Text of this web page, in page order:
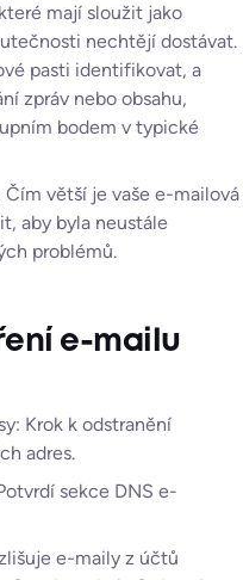
mají sloužit jako
nechtějí dostávat.
pasti identifikovat, a
zpráv nebo obsahu,
bodem v typické
větší je vaše e-mailová
aby byla neustále
problémů.
e-mailu
Krok k odstranění
adres.
sekce DNS e-
e-maily z účtů